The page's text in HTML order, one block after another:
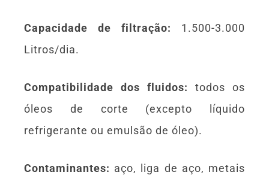
Capacidade de filtração: 1.500-3.000
Litros/dia.
Compatibilidade dos fluidos: todos os
óleos de corte (excepto líquido
refrigerante ou emulsão de óleo).
Contaminantes: aço, liga de aço, metais